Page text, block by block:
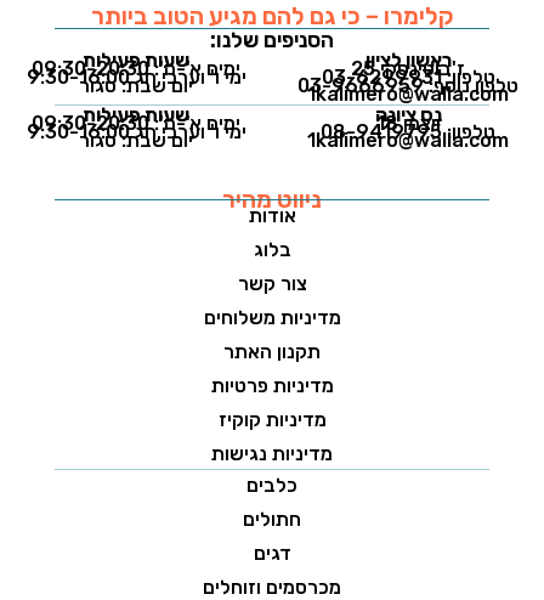
קלימרו – כי גם להם מגיע הטוב ביותר
הסניפים שלנו:
ראשון לציון
ז'בוטינסקי 25טלפון: 03-6299931
טלפון נוסף: 03-9666959
1kalimero@walla.com
שעות פעילותימים א'-ה': 09:30-20:30
ימי ו' וערבי חג 9:30-16:00
יום שבת: סגור
נס ציונה
ויצמן 18טלפון: 08-9419795
1kalimero@walla.com
שעות פעילותימים א'-ה': 09:30-20:30
ימי ו' וערבי חג 9:30-16:00
יום שבת: סגור
ניווט מהיר
אודות
בלוג
צור קשר
מדיניות משלוחים
תקנון האתר
מדיניות פרטיות
מדיניות קוקיז
מדיניות נגישות
כלבים
חתולים
דגים
מכרסמים וזוחלים